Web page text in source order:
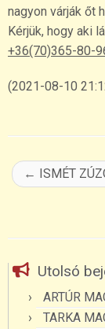
nagyon várják őt
Kérjük, hogy aki
+36(70)365-80-
(2021-08-10
← ISMÉT
Utolsó
ARTÚR
TARKA